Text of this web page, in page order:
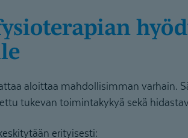
aloittaa mahdollisimman varhain.
tukevan toimintakykyä sekä
erityisesti: